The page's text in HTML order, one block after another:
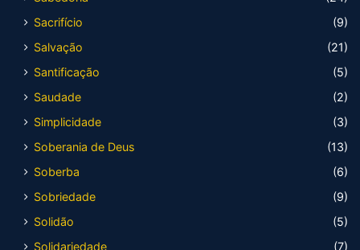
Sacrifício
(9)
Salvação
(21)
Santificação
(5)
Saudade
(2)
Simplicidade
(3)
Soberania de Deus
(13)
Soberba
(6)
Sobriedade
(9)
Solidão
(5)
Solidariedade
(7)